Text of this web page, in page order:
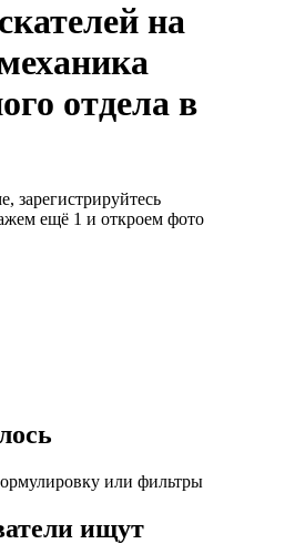
на
отдела в
зарегистрируйтесь
ещё 1 и откроем фото
или фильтры
ищут